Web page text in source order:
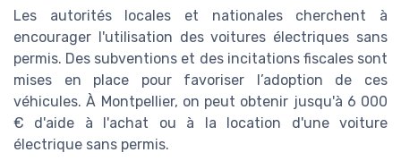
Les autorités locales et nationales cherchent à
encourager l'utilisation des voitures électriques sans
permis. Des subventions et des incitations fiscales sont
mises en place pour favoriser l’adoption de ces
véhicules. À Montpellier, on peut obtenir jusqu'à 6 000
€ d'aide à l'achat ou à la location d'une voiture
électrique sans permis.